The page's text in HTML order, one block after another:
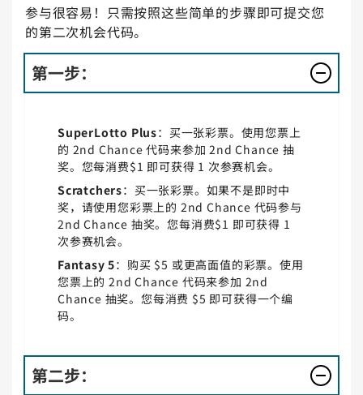
参与很容易！只需按照这些简单的步骤即可提交您
的第二次机会代码。
第一步：
SuperLotto Plus：买一张彩票。使用您票上
的 2nd Chance 代码来参加 2nd Chance 抽
奖。您每消费$1 即可获得 1 次参赛机会。
Scratchers：买一张彩票。如果不是即时中
奖，请使用您彩票上的 2nd Chance 代码参与
2nd Chance 抽奖。您每消费$1 即可获得 1
次参赛机会。
Fantasy 5：购买 $5 或更高面值的彩票。使用
您票上的 2nd Chance 代码来参加 2nd
Chance 抽奖。您每消费 $5 即可获得一个编
码。
第二步：